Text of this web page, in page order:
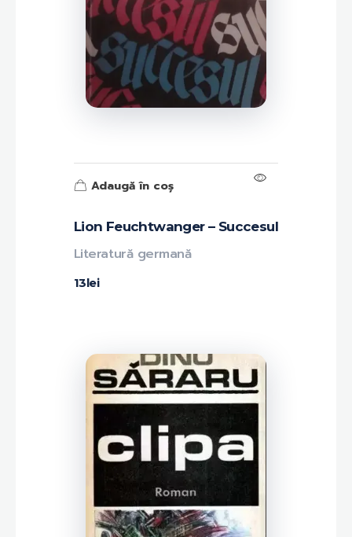
Lion Feuchtwanger – Succesul
13lei
Literatură germană
Adaugă în coș